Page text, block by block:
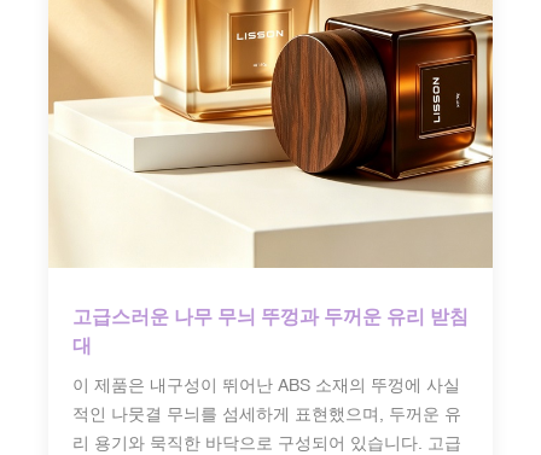
고급스러운 나무 무늬 뚜껑과 두꺼운 유리 받침
대
이 제품은 내구성이 뛰어난 ABS 소재의 뚜껑에 사실
적인 나뭇결 무늬를 섬세하게 표현했으며, 두꺼운 유
리 용기와 묵직한 바닥으로 구성되어 있습니다. 고급